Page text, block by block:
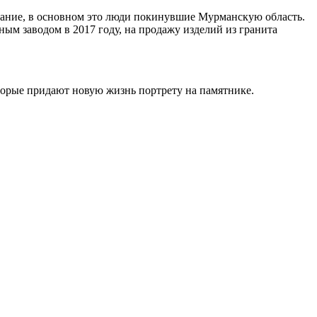
в основном это люди покинувшие Мурманскую область.
заводом в 2017 году, на продажу изделий из гранита
придают новую жизнь портрету на памятнике.